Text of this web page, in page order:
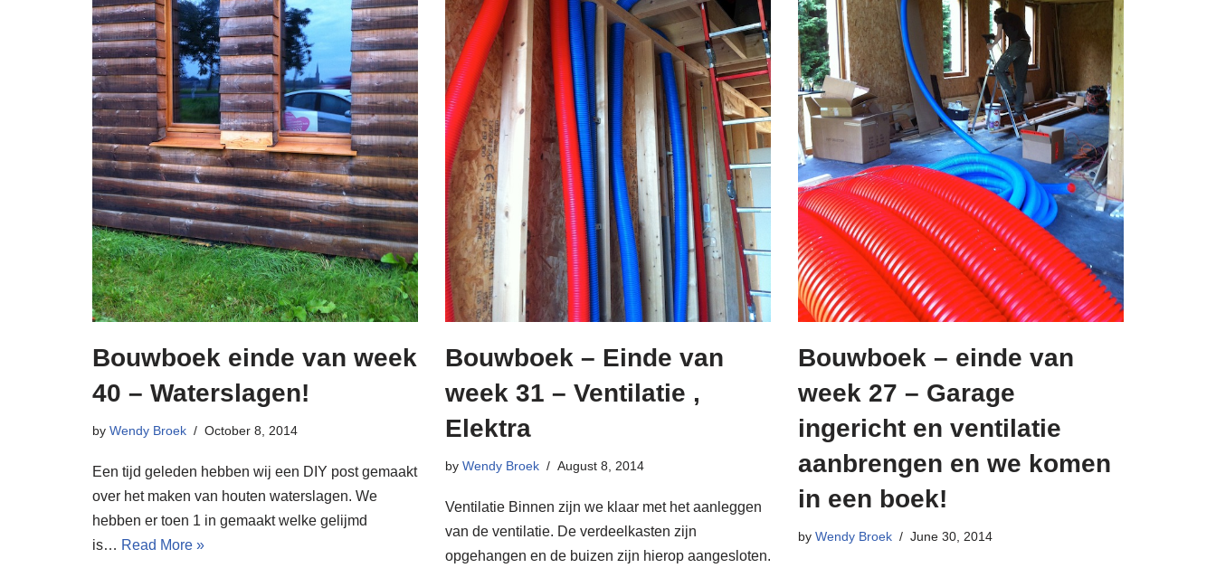
Bouwboek einde van week
40 – Waterslagen!
by Wendy Broek October 8, 2014
Een tijd geleden hebben wij een DIY post gemaakt
over het maken van houten waterslagen. We
hebben er toen 1 in gemaakt welke gelijmd
is… Read More »
Bouwboek – Einde van
week 31 – Ventilatie ,
Elektra
by Wendy Broek August 8, 2014
Ventilatie Binnen zijn we klaar met het aanleggen
van de ventilatie. De verdeelkasten zijn
opgehangen en de buizen zijn hierop aangesloten.
Bouwboek – einde van
week 27 – Garage
ingericht en ventilatie
aanbrengen en we komen
in een boek!
by Wendy Broek June 30, 2014